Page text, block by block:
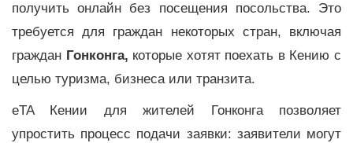
получить онлайн без посещения посольства. Это
требуется для граждан некоторых стран, включая
граждан Гонконга, которые хотят поехать в Кению с
целью туризма, бизнеса или транзита.
eTA Кении для жителей Гонконга позволяет
упростить процесс подачи заявки: заявители могут